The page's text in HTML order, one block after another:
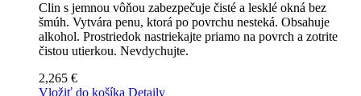
Clin s jemnou vôňou zabezpečuje čisté a lesklé okná bez
šmúh. Vytvára penu, ktorá po povrchu nesteká. Obsahuje
alkohol. Prostriedok nastriekajte priamo na povrch a zotrite
čistou utierkou. Nevdychujte.
2,265 €
Vložiť do košíka Detaily